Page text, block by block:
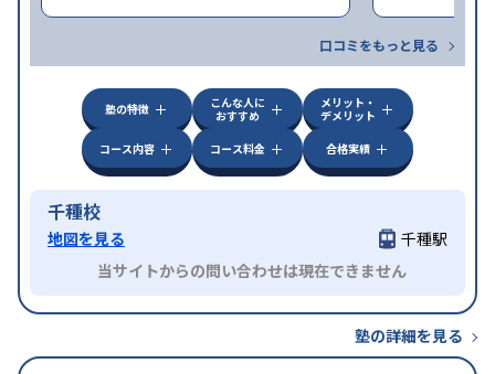
口コミをもっと見る
塾の特徴
こんな人に
おすすめ
メリット・
デメリット
コース内容
コース料金 合格実績
千種校
地図を見る
千種駅
当サイトからの問い合わせは現在できません
塾の詳細を見る